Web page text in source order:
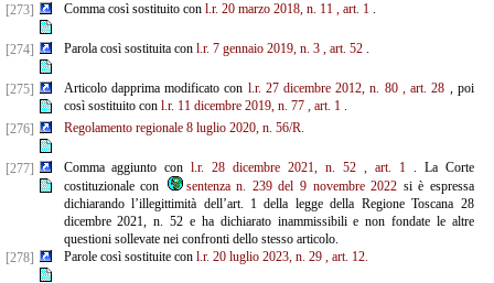
[273] Comma così sostituito con l.r. 20 marzo 2018, n. 11 , art. 1.
[274] Parola così sostituita con l.r. 7 gennaio 2019, n. 3 , art. 52.
[275] Articolo dapprima modificato con l.r. 27 dicembre 2012, n. 80 , art. 28 , poi
così sostituito con l.r. 11 dicembre 2019, n. 77 , art. 1.
[276]
Regolamento regionale 8 luglio 2020, n. 56/R.
[277] Comma aggiunto conl.r. 28 dicembre 2021, n. 52 , art. 1 . La Corte
costituzionale con
sentenza n. 239 del 9 novembre 2022 si è espressa
dichiarando l’illegittimità dell’art. 1 della legge della Regione Toscana 28
dicembre 2021, n. 52 e ha dichiarato inammissibili e non fondate le altre
questioni sollevate nei confronti dello stesso articolo.
[278]
Parole così sostituite con l.r. 20 luglio 2023, n. 29 , art. 12.